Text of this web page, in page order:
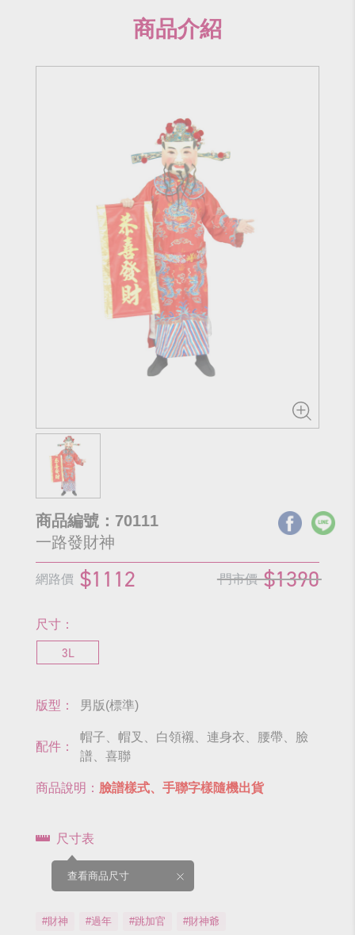
商品介紹
商品編號：70111
一路發財神
網路價 $1112 門市價 $1390
尺寸：
3L
版型： 男版(標準)
配件：
帽子、帽叉、白領襯、連身衣、腰帶、臉
譜、喜聯
商品說明： 臉譜樣式、手聯字樣隨機出貨
尺寸表
查看商品尺寸
#財神 #過年 #跳加官 #財神爺